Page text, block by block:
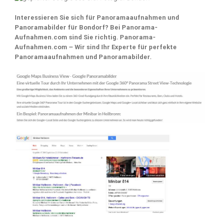
Interessieren Sie sich für Panoramaaufnahmen und
Panoramabilder für Bondorf? Bei Panorama-
Aufnahmen.com sind Sie richtig. Panorama-
Aufnahmen.com – Wir sind Ihr Experte für perfekte
Panoramaaufnahmen und Panoramabilder.